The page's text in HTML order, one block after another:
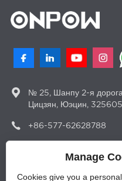
№ 25, Шанпу 2-я
Цицзян, Юэцин,
+86-577-62628788
Manage
Cookies give you a